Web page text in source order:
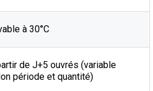
à 30°C
de J+5 ouvrés (variable
période et quantité)